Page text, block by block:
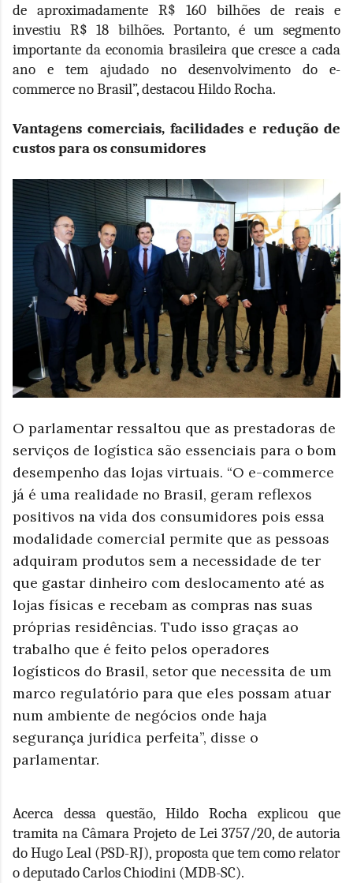
de aproximadamente R$ 160 bilhões de reais e
investiu R$ 18 bilhões. Portanto, é um segmento
importante da economia brasileira que cresce a cada
ano e tem ajudado no desenvolvimento do e-
commerce no Brasil”, destacou Hildo Rocha.
Vantagens comerciais, facilidades e redução de
custos para os consumidores
O parlamentar ressaltou que as prestadoras de
serviços de logística são essenciais para o bom
desempenho das lojas virtuais. “O e-commerce
já é uma realidade no Brasil, geram reflexos
positivos na vida dos consumidores pois essa
modalidade comercial permite que as pessoas
adquiram produtos sem a necessidade de ter
que gastar dinheiro com deslocamento até as
lojas físicas e recebam as compras nas suas
próprias residências. Tudo isso graças ao
trabalho que é feito pelos operadores
logísticos do Brasil, setor que necessita de um
marco regulatório para que eles possam atuar
num ambiente de negócios onde haja
segurança jurídica perfeita”, disse o
parlamentar.
Acerca dessa questão, Hildo Rocha explicou que
tramita na Câmara Projeto de Lei 3757/20, de autoria
do Hugo Leal (PSD-RJ), proposta que tem como relator
o deputado Carlos Chiodini (MDB-SC).